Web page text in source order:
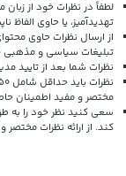
لطفاً در نظرات خود از زبان
تهدیدآمیز، یا حاوی
از ارسال نظرات حاوی
تبلیغات سیاسی و مذهبی
نظرات شما بعد از تایید
مختصر و مفید اطمینان
سعی کنید نظر خود را به
کند. از ارائه نظرات